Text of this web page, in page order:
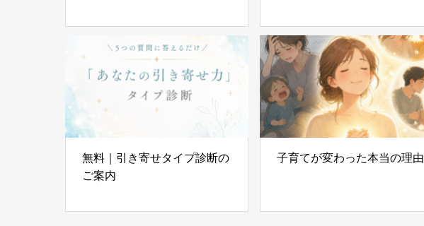
無料｜引き寄せタイプ診断の
ご案内
子育てが変わった本当の理由